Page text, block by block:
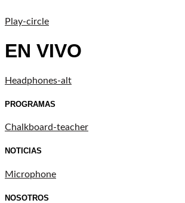
Play-circle
EN VIVO
Headphones-alt
PROGRAMAS
Chalkboard-teacher
NOTICIAS
Microphone
NOSOTROS